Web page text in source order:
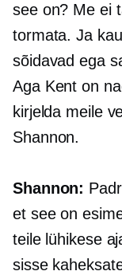
see on? Me ei
tormata. Ja
sõidavad ega
Aga Kent on
kirjelda meile
Shannon.
Shannon:
et see on
teile lühikese
sisse